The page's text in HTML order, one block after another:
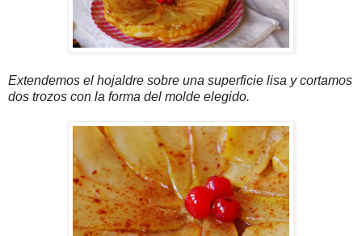
Extendemos el hojaldre sobre una superficie lisa y cortamos
dos trozos con la forma del molde elegido.